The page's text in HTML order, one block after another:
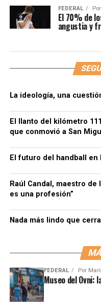
FEDERAL Por
El 70% de
angustia y
La ideología, una
El llanto del kilómetro
que conmovió a San
El futuro del handball en
Raúl Candal, maestro de
es una profesión”
Nada más lindo que
FEDERAL Por
Museo del Ovni: